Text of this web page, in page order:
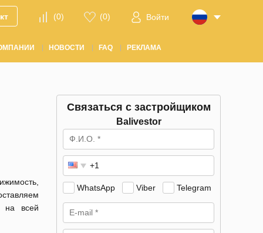
(0) (0) Войти
НОВОСТИ FAQ РЕКЛАМА
на всей
Связаться с застройщиком
Balivestor
WhatsApp Viber Telegram